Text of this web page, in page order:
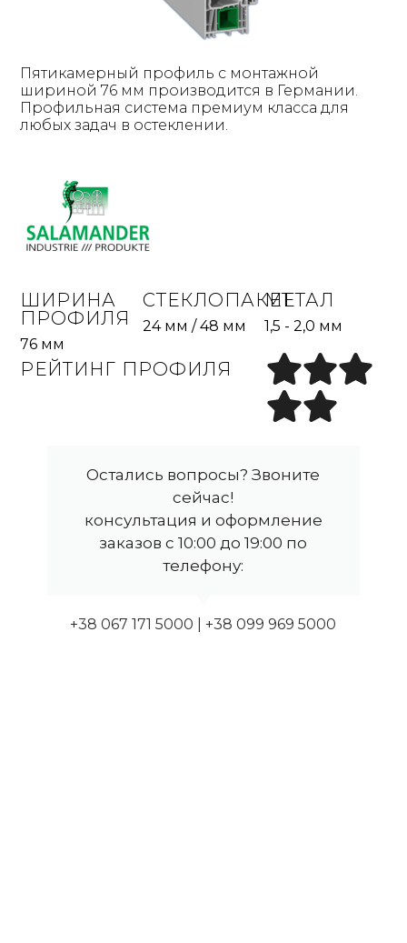
Пятикамерный профиль с монтажной
шириной 76 мм производится в Германии.
Профильная система премиум класса для
любых задач в остеклении.
ШИРИНА
ПРОФИЛЯ
76 мм
СТЕКЛОПАКЕТ
24 мм / 48 мм
МЕТАЛ
1,5 - 2,0 мм
РЕЙТИНГ ПРОФИЛЯ
Остались вопросы? Звоните
сейчас!
консультация и оформление
заказов с 10:00 до 19:00 по
телефону:
+38 067 171 5000 | +38 099 969 5000